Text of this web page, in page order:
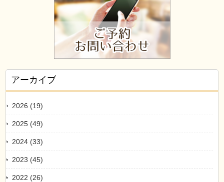
アーカイブ
2026 (19)
2025 (49)
2024 (33)
2023 (45)
2022 (26)